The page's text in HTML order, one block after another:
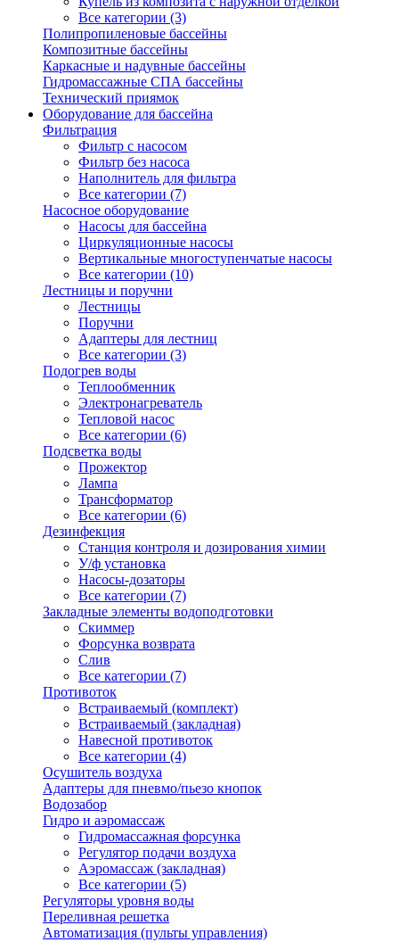
Все категории (3)
Полипропиленовые бассейны
Композитные бассейны
Каркасные и надувные бассейны
Гидромассажные СПА бассейны
Технический приямок
Оборудование для бассейна
Фильтрация
Фильтр с насосом
Фильтр без насоса
Наполнитель для фильтра
Все категории (7)
Насосное оборудование
Насосы для бассейна
Циркуляционные насосы
Вертикальные многоступенчатые насосы
Все категории (10)
Лестницы и поручни
Лестницы
Поручни
Адаптеры для лестниц
Все категории (3)
Подогрев воды
Теплообменник
Электронагреватель
Тепловой насос
Все категории (6)
Подсветка воды
Прожектор
Лампа
Трансформатор
Все категории (6)
Дезинфекция
Станция контроля и дозирования химии
У/ф установка
Насосы-дозаторы
Все категории (7)
Закладные элементы водоподготовки
Скиммер
Форсунка возврата
Слив
Все категории (7)
Противоток
Встраиваемый (комплект)
Встраиваемый (закладная)
Навесной противоток
Все категории (4)
Осушитель воздуха
Адаптеры для пневмо/пьезо кнопок
Водозабор
Гидро и аэромассаж
Гидромассажная форсунка
Регулятор подачи воздуха
Аэромассаж (закладная)
Все категории (5)
Регуляторы уровня воды
Переливная решетка
Автоматизация (пульты управления)